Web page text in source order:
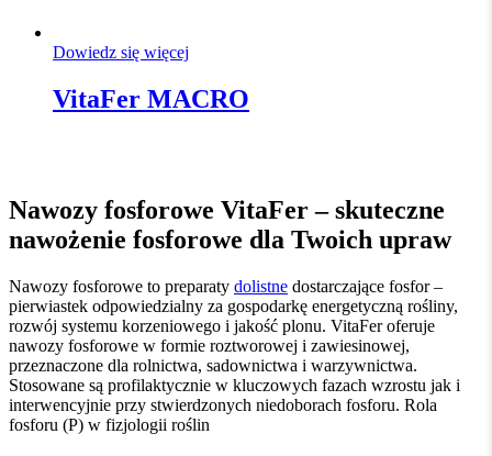
Nawozy fosforowe VitaFer – skuteczne
nawożenie fosforowe dla Twoich upraw
Nawozy fosforowe to preparaty dolistne dostarczające fosfor –
pierwiastek odpowiedzialny za gospodarkę energetyczną rośliny,
rozwój systemu korzeniowego i jakość plonu. VitaFer oferuje
nawozy fosforowe w formie roztworowej i zawiesinowej,
przeznaczone dla rolnictwa, sadownictwa i warzywnictwa.
Stosowane są profilaktycznie w kluczowych fazach wzrostu jak i
interwencyjnie przy stwierdzonych niedoborach fosforu. Rola
fosforu (P) w fizjologii roślin
Dowiedz się więcej
VitaFer MACRO